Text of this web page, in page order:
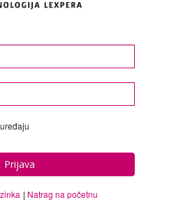
Prijava
Natrag na početnu